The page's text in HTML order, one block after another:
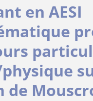
en AESI
de